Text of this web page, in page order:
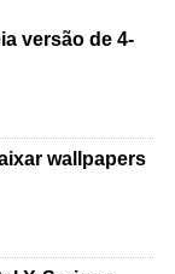
versão de 4-
wallpapers